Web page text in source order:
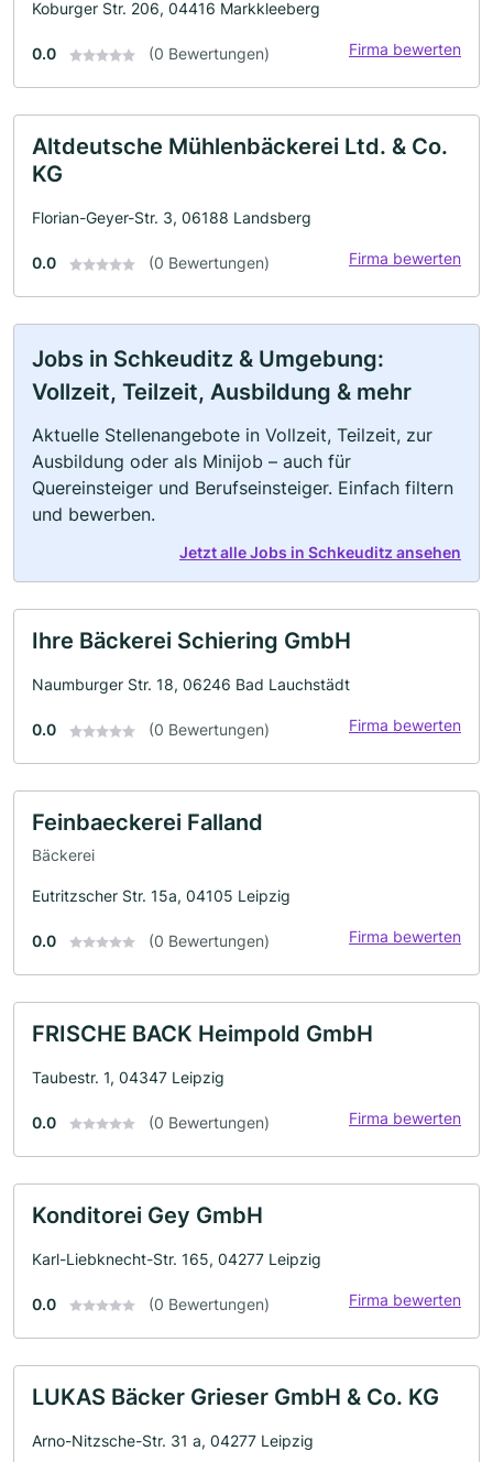
Koburger Str. 206, 04416 Markkleeberg
0.0 (0 Bewertungen) Firma bewerten
Altdeutsche Mühlenbäckerei Ltd. & Co.
KG
Florian-Geyer-Str. 3, 06188 Landsberg
0.0 (0 Bewertungen) Firma bewerten
Jobs in Schkeuditz & Umgebung:
Vollzeit, Teilzeit, Ausbildung & mehr
Aktuelle Stellenangebote in Vollzeit, Teilzeit, zur
Ausbildung oder als Minijob – auch für
Quereinsteiger und Berufseinsteiger. Einfach filtern
und bewerben.
Jetzt alle Jobs in Schkeuditz ansehen
Ihre Bäckerei Schiering GmbH
Naumburger Str. 18, 06246 Bad Lauchstädt
0.0 (0 Bewertungen) Firma bewerten
Feinbaeckerei Falland
Bäckerei
Eutritzscher Str. 15a, 04105 Leipzig
0.0 (0 Bewertungen) Firma bewerten
FRISCHE BACK Heimpold GmbH
Taubestr. 1, 04347 Leipzig
0.0 (0 Bewertungen) Firma bewerten
Konditorei Gey GmbH
Karl-Liebknecht-Str. 165, 04277 Leipzig
0.0 (0 Bewertungen) Firma bewerten
LUKAS Bäcker Grieser GmbH & Co. KG
Arno-Nitzsche-Str. 31 a, 04277 Leipzig